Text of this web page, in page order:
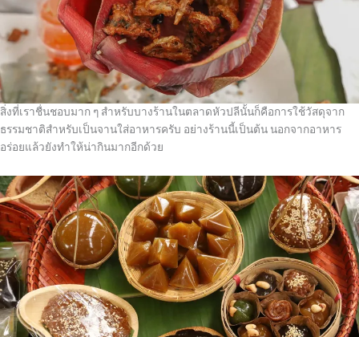
สิ่งที่เราชื่นชอบมาก ๆ สำหรับบางร้านในตลาดหัวปลีนั้นก็คือการใช้วัสดุจาก
ธรรมชาติสำหรับเป็นจานใส่อาหารครับ อย่างร้านนี้เป็นต้น นอกจากอาหาร
อร่อยแล้วยังทำให้น่ากินมากอีกด้วย